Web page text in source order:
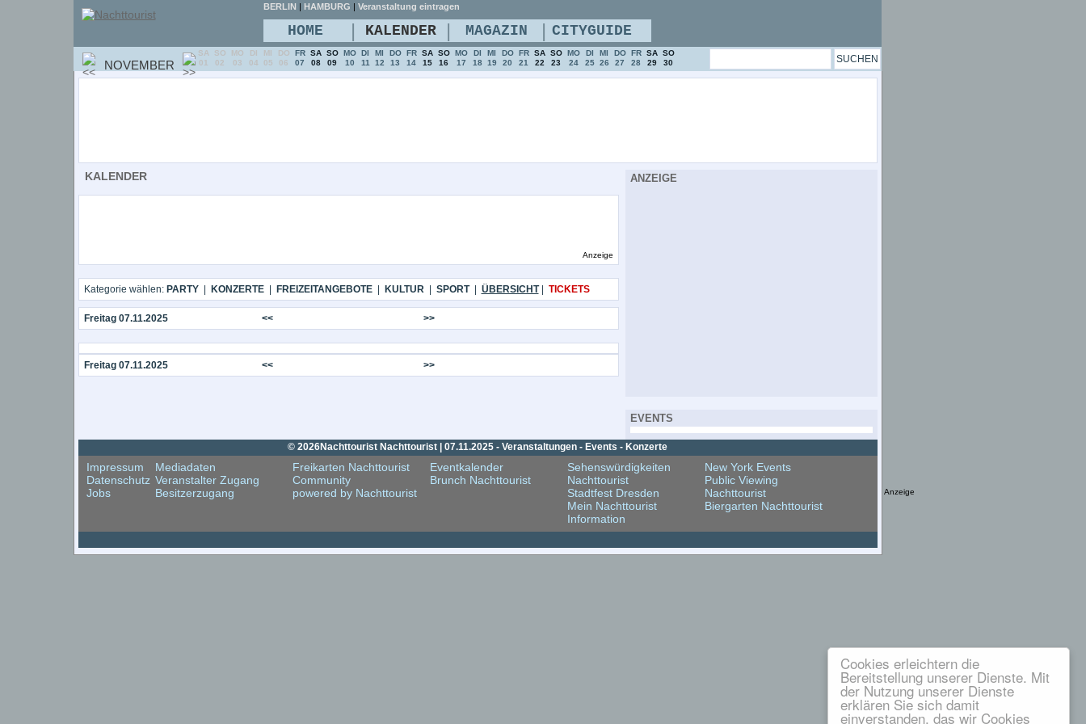
Cookies erleichtern die
Bereitstellung unserer Dienste. Mit
der Nutzung unserer Dienste
erklären Sie sich damit
einverstanden, das wir Cookies
KALENDER
Anzeige
Kategorie wählen: PARTY| KONZERTE| FREIZEITANGEBOTE| KULTUR| SPORT| ÜBERSICHT| TICKETS
Freitag 07.11.2025 << >>
Freitag 07.11.2025 << >>
ANZEIGE
EVENTS
© 2026Nachttourist Nachttourist | 07.11.2025 - Veranstaltungen - Events - Konzerte
Impressum
Datenschutz
Jobs
Mediadaten
Veranstalter Zugang
Besitzerzugang
Freikarten Nachttourist
Community
powered by Nachttourist
Eventkalender
Brunch Nachttourist
Sehenswürdigkeiten
Nachttourist
Stadtfest Dresden
Mein Nachttourist
Information
New York Events
Public Viewing
Nachttourist
Biergarten Nachttourist
BERLIN | HAMBURG | Veranstaltung eintragen
HOME | KALENDER | MAGAZIN | CITYGUIDE
NOVEMBER
SA
01
SO
02
MO
03
DI
04
MI
05
DO
06
FR
07
SA
08
SO
09
MO
10
DI
11
MI
12
DO
13
FR
14
SA
15
SO
16
MO
17
DI
18
MI
19
DO
20
FR
21
SA
22
SO
23
MO
24
DI
25
MI
26
DO
27
FR
28
SA
29
SO
30
Anzeige